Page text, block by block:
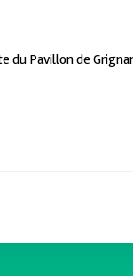
Pavillon de